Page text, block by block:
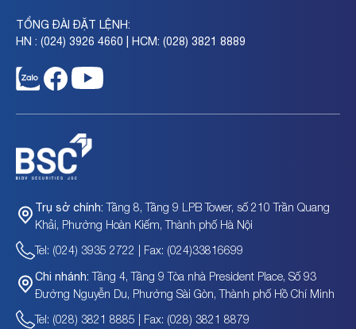
TỔNG ĐÀI ĐẶT LỆNH:
HN : (024) 3926 4660 | HCM: (028) 3821 8889
Trụ sở chính: Tầng 8, Tầng 9 LPB Tower, số 210 Trần Quang
Khải, Phường Hoàn Kiếm, Thành phố Hà Nội
Tel: (024) 3935 2722 | Fax: (024)33816699
Chi nhánh: Tầng 4, Tầng 9 Tòa nhà President Place, Số 93
Đường Nguyễn Du, Phường Sài Gòn, Thành phố Hồ Chí Minh
Tel: (028) 3821 8885 | Fax: (028) 3821 8879